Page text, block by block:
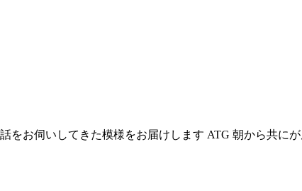
をお伺いしてきた模様をお届けします ATG 朝から共